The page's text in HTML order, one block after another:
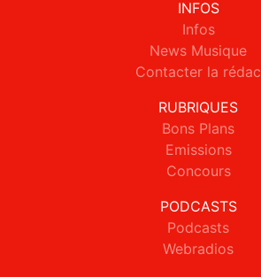
INFOS
Infos
News Musique
Contacter la rédac
RUBRIQUES
Bons Plans
Emissions
Concours
PODCASTS
Podcasts
Webradios